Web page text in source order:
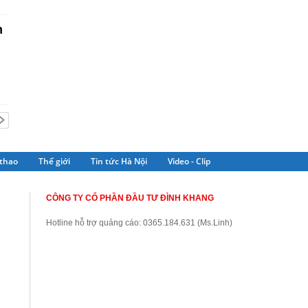
Thế giới Tin tức Hà Nội Video - Clip
CÔNG TY CỔ PHẦN ĐẦU TƯ ĐÌNH KHANG
Hotline hỗ trợ quảng cáo: 0365.184.631 (Ms.Linh)